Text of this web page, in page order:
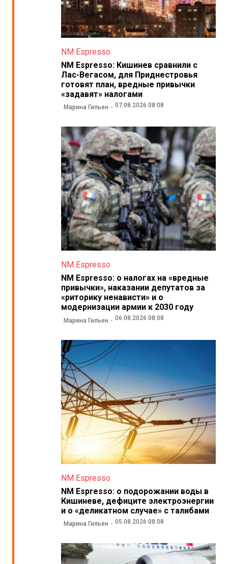
NM Espresso
NM Espresso: Кишинев сравнили с
Лас-Вегасом, для Приднестровья
готовят план, вредные привычки
«задавят» налогами
Марина Гильен 07.08.2026 08:08
NM Espresso
NM Espresso: о налогах на «вредные
привычки», наказании депутатов за
«риторику ненависти» и о
модернизации армии к 2030 году
Марина Гильен 06.08.2026 08:08
NM Espresso
NM Espresso: о подорожании воды в
Кишиневе, дефиците электроэнергии
и о «деликатном случае» с талибами
Марина Гильен 05.08.2026 08:08